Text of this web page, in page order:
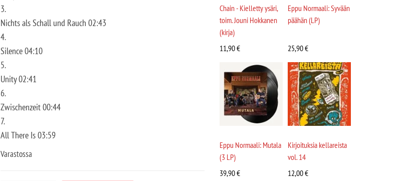
3.
Nichts als Schall und Rauch 02:43
4.
Silence 04:10
5.
Unity 02:41
6.
Zwischenzeit 00:44
7.
All There Is 03:59
Varastossa
Chain - Kielletty ysäri,
toim. Jouni Hokkanen
(kirja)
11,90€
Eppu Normaali: Syvään
päähän (LP)
25,90€
Eppu Normaali: Mutala
(3 LP)
39,90€
Kirjoituksia kellareista
vol. 14
12,00€